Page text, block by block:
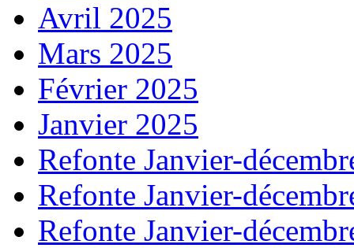
Avril 2025
Mars 2025
Février 2025
Janvier 2025
Refonte Janvier-
Refonte Janvier-
Refonte Janvier-